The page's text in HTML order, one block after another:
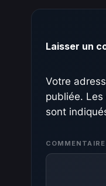
Laisser un
Votre
publiée. Les
sont
COMMENTAIRE